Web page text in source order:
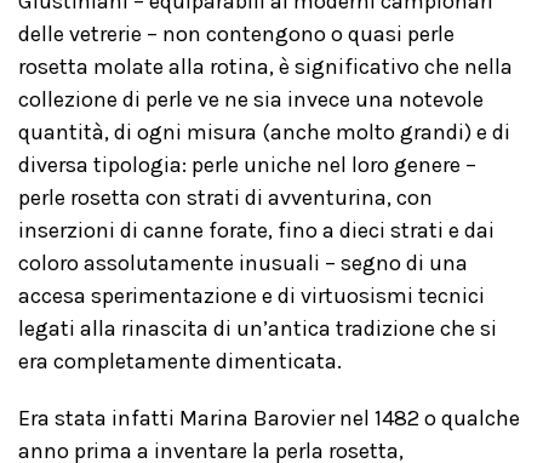
delle vetrerie – non contengono o quasi perle
rosetta molate alla rotina, è significativo che nella
collezione di perle ve ne sia invece una notevole
quantità, di ogni misura (anche molto grandi) e di
diversa tipologia: perle uniche nel loro genere –
perle rosetta con strati di avventurina, con
inserzioni di canne forate, fino a dieci strati e dai
coloro assolutamente inusuali – segno di una
accesa sperimentazione e di virtuosismi tecnici
legati alla rinascita di un’antica tradizione che si
era completamente dimenticata.
Era stata infatti Marina Barovier nel 1482 o qualche
anno prima a inventare la perla rosetta,